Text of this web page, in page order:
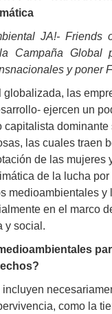
Siria
JA!- Friends
Campaña
y poner
las
ejercen un
las cuales traen
de las
de la lucha
medioambientales
en el marco
y social.
como la